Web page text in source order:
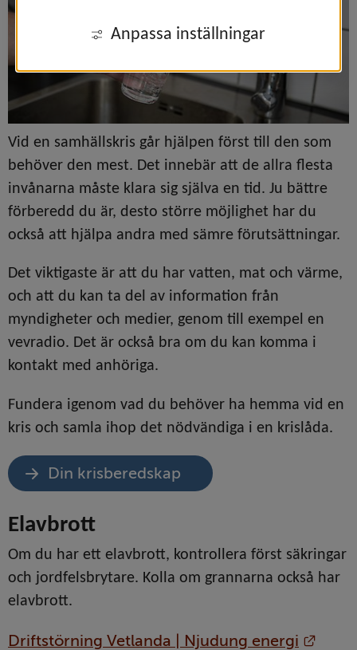
Anpassa inställningar
Vid en samhällskris går hjälpen först till den som
behöver den mest. Det innebär att de allra flesta
invånarna måste klara sig själva en tid. Ju bättre
förberedd du är, desto större möjlighet har du
också att hjälpa andra med sämre förutsättningar.
Det viktigaste är att du har vatten, mat och värme,
och att du kan ta del av information från
myndigheter och medier, genom till exempel en
vevradio. Det är också bra om du kan komma i
kontakt med anhöriga.
Fundera igenom vad du behöver ha hemma vid en
kris och samla ihop det nödvändiga i en krislåda.
Din krisberedskap
Elavbrott
Om du har ett elavbrott, kontrollera först säkringar
och jordfelsbrytare. Kolla om grannarna också har
elavbrott.
Driftstörning Vetlanda | Njudung energi